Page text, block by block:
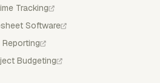
Tracking
Software
Reporting
Budgeting